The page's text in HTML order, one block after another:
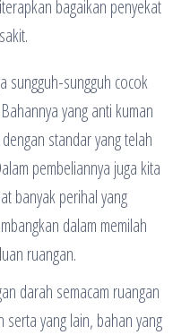
bagaikan penyekat
sungguh-sungguh cocok
yang anti kuman
standar yang telah
pembeliannya juga kita
banyak perihal yang
dalam memilah
ruangan.
darah semacam ruangan
yang lain, bahan yang